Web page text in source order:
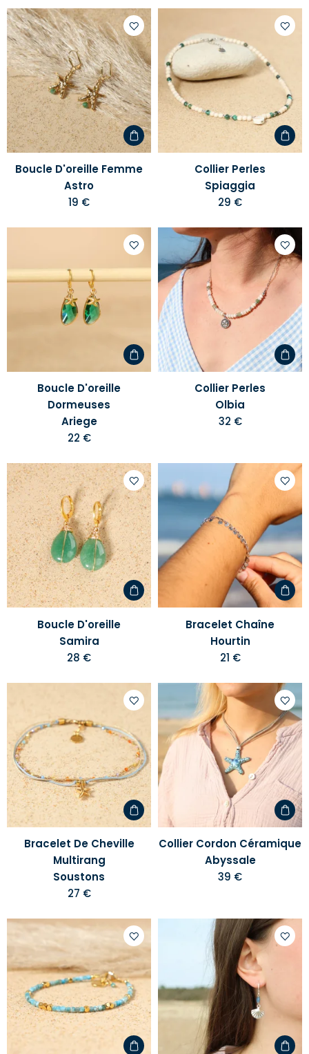
Ajouter
à
votre
liste
d'envies
Boucle D'oreille Femme
Astro
19 €
votre
liste
Collier Perles
Spiaggia
29 €
Ajouter
à
d'envies
Boucle D'oreille
Dormeuses
Ariege
22 €
à
votre
liste
Collier Perles
Olbia
32 €
Ajouter
à
votre
liste
d'envies
Boucle D'oreille
Samira
28 €
à
votre
liste
Bracelet Chaîne
Hourtin
21 €
Ajouter
à
votre
liste
d'envies
Bracelet De Cheville
Multirang
Soustons
27 €
à
votre
liste
Collier Cordon Céramique
Abyssale
39 €
Ajouter
à
votre
liste
d'envies
liste